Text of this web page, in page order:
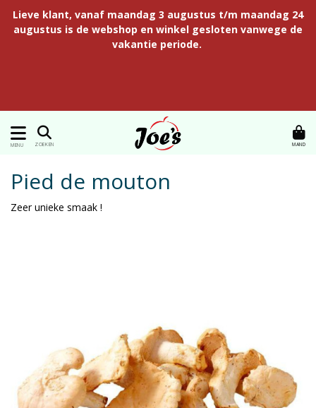
Lieve klant, vanaf maandag 3 augustus t/m maandag 24
augustus is de webshop en winkel gesloten vanwege de
vakantie periode.
MENU ZOEKEN MAND
Pied de mouton
Zeer unieke smaak !